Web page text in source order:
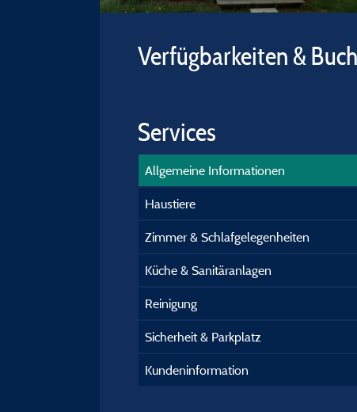
Verfügbarkeiten &
Services
Allgemeine Informationen
Haustiere
Zimmer & Schlafgelegenheiten
Küche & Sanitäranlagen
Reinigung
Sicherheit & Parkplatz
Kundeninformation